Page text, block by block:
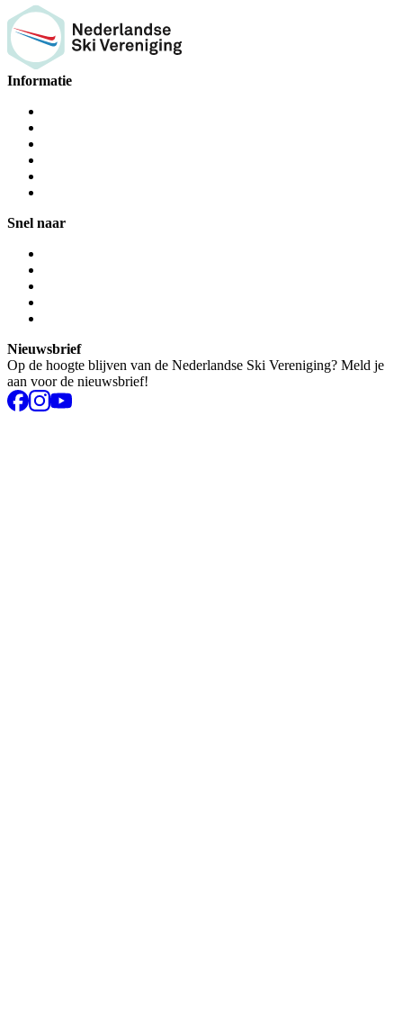
Informatie
Snel naar
Nieuwsbrief
Op de hoogte blijven van de Nederlandse Ski Vereniging? Meld je
aan voor de nieuwsbrief!